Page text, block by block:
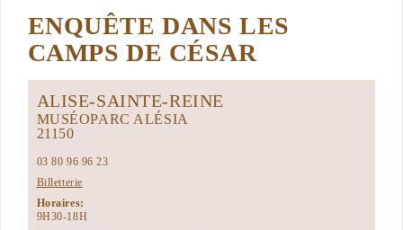
ENQUÊTE DANS LES
CAMPS DE CÉSAR
ALISE-SAINTE-REINE
MUSÉOPARC ALÉSIA
21150
03 80 96 96 23
Billetterie
Horaires:
9H30-18H